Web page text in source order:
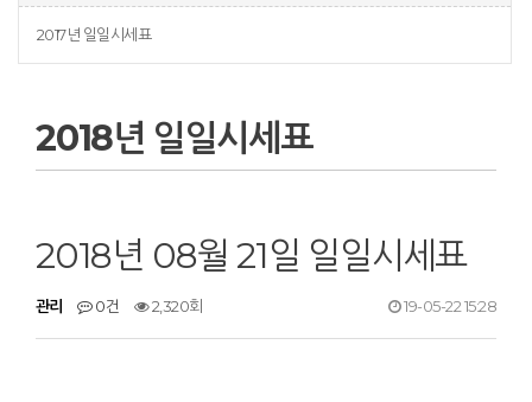
2017년 일일시세표
2018년 일일시세표
2018년 08월 21일 일일시세표
관리 0건 2,320회 19-05-22 15:28